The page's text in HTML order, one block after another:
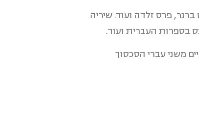
פרס זלדה ועוד. שיריה
בספרות העברית ועוד.
משני עברי הסכסוך